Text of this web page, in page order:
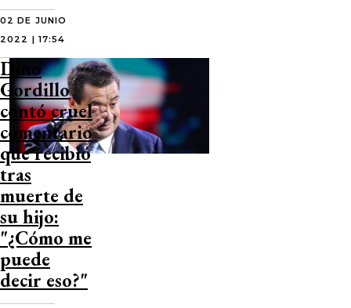
02 DE JUNIO
2022 | 17:54
Dino
Gordillo
contó cruel
comentario
que recibió
tras
muerte de
su hijo:
"¿Cómo me
puede
decir eso?"